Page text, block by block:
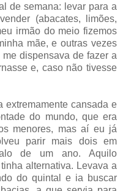
de semana: levar para a
(abacates, limões,
irmão do meio fizemos
mãe, e outras vezes
dispensava de fazer a
e, caso não tivesse
extremamente cansada e
do mundo, que era
menores, mas aí eu já
parir mais dois em
de um ano. Aquilo
alternativa. Levava a
do quintal e ia buscar